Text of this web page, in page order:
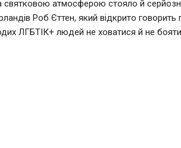
святковою атмосферою стояло й
Роб Єттен, який відкрито
ЛГБТІК+ людей не ховатися й не